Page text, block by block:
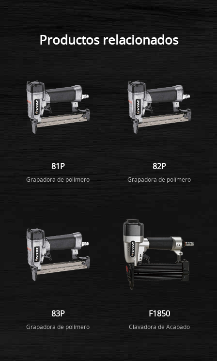
Productos relacionados
81P
Grapadora de polímero
82P
Grapadora de polímero
83P
Grapadora de polímero
F1850
Clavadora de Acabado